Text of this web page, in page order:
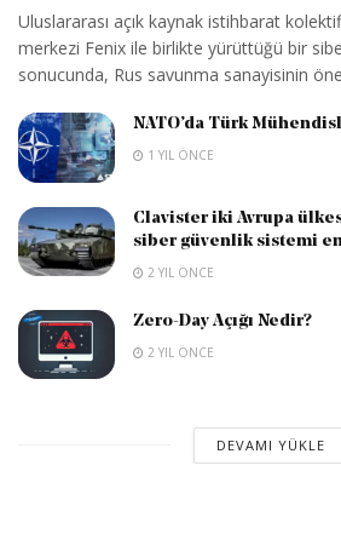
Uluslararası açık kaynak istihbarat
merkezi Fenix ile birlikte yürüttüğü bir
sonucunda, Rus savunma sanayisinin
NATO’da Türk
1 YIL ÖNCE
Clavister iki Avrupa
siber güvenlik sistemi
2 YIL ÖNCE
Zero-Day Açığı Nedir?
2 YIL ÖNCE
DEVAMI YÜKLE